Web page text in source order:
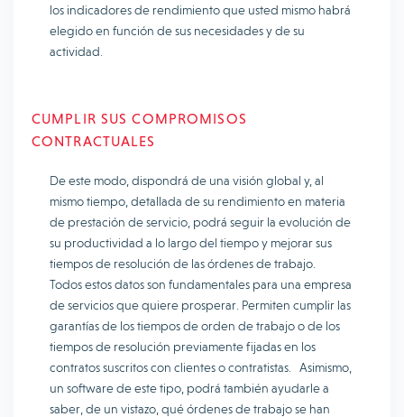
los indicadores de rendimiento que usted mismo habrá
elegido en función de sus necesidades y de su
actividad.
CUMPLIR SUS COMPROMISOS
CONTRACTUALES
De este modo, dispondrá de una visión global y, al
mismo tiempo, detallada de su rendimiento en materia
de prestación de servicio, podrá seguir la evolución de
su productividad a lo largo del tiempo y mejorar sus
tiempos de resolución de las órdenes de trabajo.
Todos estos datos son fundamentales para una empresa
de servicios que quiere prosperar. Permiten cumplir las
garantías de los tiempos de orden de trabajo o de los
tiempos de resolución previamente fijadas en los
contratos suscritos con clientes o contratistas. Asimismo,
un software de este tipo, podrá también ayudarle a
saber, de un vistazo, qué órdenes de trabajo se han